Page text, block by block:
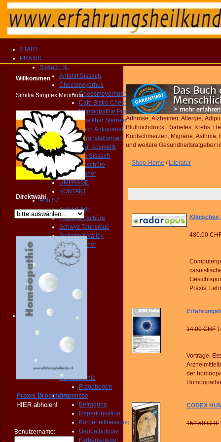
START
PRAXIS
Sissach BL
Anfahrt Sissach
Cheesmeyerhus
Cheesmeyerhus Sissach
Café Bistro Cheesmeyer
Homöopathie Praxis
Musikbar Sternen
Buch Antiquariat
Veranstaltungen
Nail Kosmetik
Gemeinde Sissach
Praxis Broschüre
Routenplaner
UMFRAGE
KONTAKT
Arth SZ
Anfahrt Arth
Praxis Broschüre
Schwyz Tourismus
Swissknifevalley
Routenplaner
KONTAKT
Erreichbarkeit
Fragebogen
Broschüre
Person
KONTAKT
Angebot
Homöopathie
Diagnose
PRAXIS
Homöopathie
Fragebogen
Anamnese
Befragung
Repertorisation
Körperfettmessung
Geopathologie
Farbenspiegel
Willkommen
Similia Simplex Minimum
Direktwahl
Praxis Broschüre
HIER abholen!
Benutzername:
Arthrose, Alzheimer, Allergie,
Bluthochdruck, Diabetes, Krebs,
Kopfschmerzen, Migräne,
und weitere Gesundheitsratgeber
Shop-Home / Literatur
Klinisches
480.00
Praxis,
14.00 CHF
Vorträge,
der
CODEX
152.50 CHF